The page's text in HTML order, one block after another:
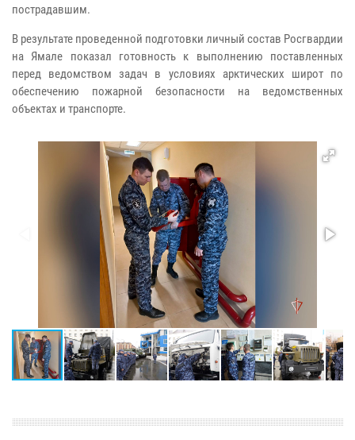
пострадавшим.
В результате проведенной подготовки личный состав Росгвардии
на Ямале показал готовность к выполнению поставленных
перед ведомством задач в условиях арктических широт по
обеспечению пожарной безопасности на ведомственных
объектах и транспорте.